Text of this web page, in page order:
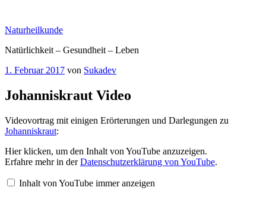
springen
Naturheilkunde
Natürlichkeit – Gesundheit – Leben
Veröffentlicht
1. Februar 2017 von Sukadev
Johanniskraut Video
Videovortrag mit einigen Erörterungen und Darlegungen zu
Johanniskraut:
„Johanniskraut“
von
YouTube
Hier klicken, um den Inhalt von YouTube anzuzeigen.
Erfahre mehr in derDatenschutzerklärung von YouTube.
Inhalt von YouTube immer anzeigen